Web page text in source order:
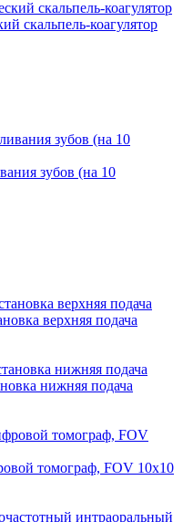
скальпель-коагулятор
зубов (на 10
верхняя подача
нижняя подача
томограф, FOV 10x10